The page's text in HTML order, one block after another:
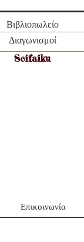
Βιβλιοπωλείο
Διαγωνισμοί
Scifaiku
Επικοινωνία